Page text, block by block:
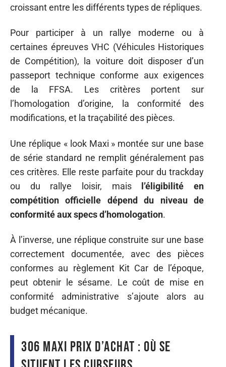
croissant entre les différents types de répliques.
Pour participer à un rallye moderne ou à
certaines épreuves VHC (Véhicules Historiques
de Compétition), la voiture doit disposer d’un
passeport technique conforme aux exigences
de la FFSA. Les critères portent sur
l’homologation d’origine, la conformité des
modifications, et la traçabilité des pièces.
Une réplique « look Maxi » montée sur une base
de série standard ne remplit généralement pas
ces critères. Elle reste parfaite pour du trackday
ou du rallye loisir, mais l’éligibilité en
compétition officielle dépend du niveau de
conformité aux specs d’homologation.
À l’inverse, une réplique construite sur une base
correctement documentée, avec des pièces
conformes au règlement Kit Car de l’époque,
peut obtenir le sésame. Le coût de mise en
conformité administrative s’ajoute alors au
budget mécanique.
306 Maxi prix d’achat : où se